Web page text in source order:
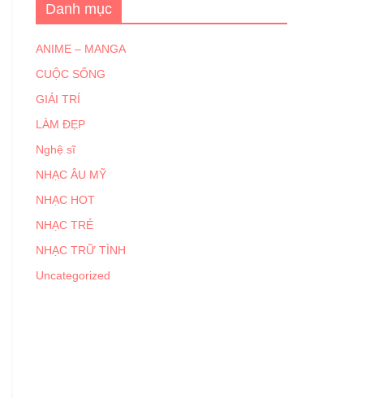
Danh mục
ANIME – MANGA
CUỘC SỐNG
GIẢI TRÍ
LÀM ĐẸP
Nghệ sĩ
NHẠC ÂU MỸ
NHẠC HOT
NHẠC TRẺ
NHẠC TRỮ TÌNH
Uncategorized